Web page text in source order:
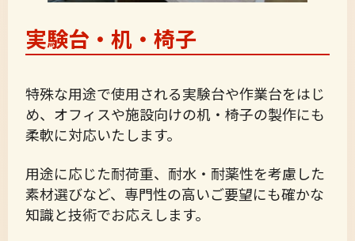
実験台・机・椅子
特殊な用途で使用される実験台や作業台をはじ
め、オフィスや施設向けの机・椅子の製作にも
柔軟に対応いたします。
用途に応じた耐荷重、耐水・耐薬性を考慮した
素材選びなど、専門性の高いご要望にも確かな
知識と技術でお応えします。